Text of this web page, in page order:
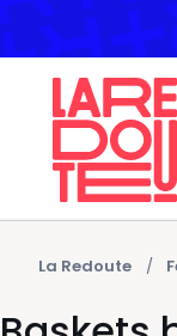
La Redoute